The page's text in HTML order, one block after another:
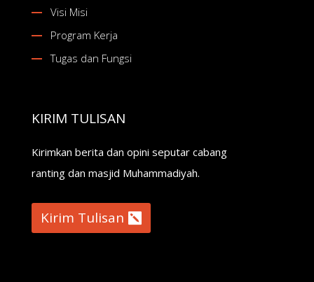
Visi Misi
Program Kerja
Tugas dan Fungsi
KIRIM TULISAN
Kirimkan berita dan opini seputar cabang
ranting dan masjid Muhammadiyah.
Kirim Tulisan